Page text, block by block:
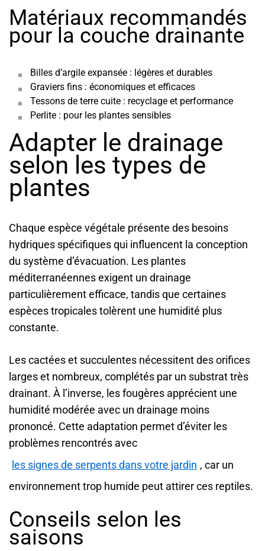
Matériaux recommandés
pour la couche drainante
Billes d’argile expansée : légères et durables
Graviers fins : économiques et efficaces
Tessons de terre cuite : recyclage et performance
Perlite : pour les plantes sensibles
Adapter le drainage
selon les types de
plantes
Chaque espèce végétale présente des besoins
hydriques spécifiques qui influencent la conception
du système d’évacuation. Les plantes
méditerranéennes exigent un drainage
particulièrement efficace, tandis que certaines
espèces tropicales tolèrent une humidité plus
constante.
Les cactées et succulentes nécessitent des orifices
larges et nombreux, complétés par un substrat très
drainant. À l’inverse, les fougères apprécient une
humidité modérée avec un drainage moins
prononcé. Cette adaptation permet d’éviter les
problèmes rencontrés avec
les signes de serpents dans votre jardin , car un
environnement trop humide peut attirer ces reptiles.
Conseils selon les
saisons